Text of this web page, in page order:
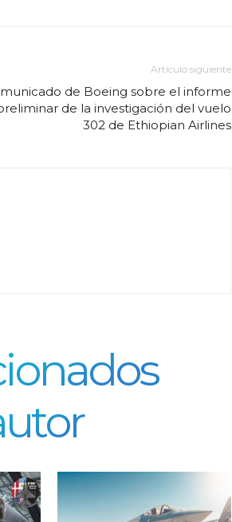
Artículo siguiente
de Boeing sobre el informe
de la investigación del vuelo
302 de Ethiopian Airlines